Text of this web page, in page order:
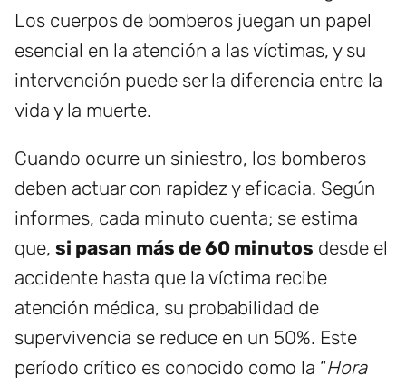
Los cuerpos de bomberos juegan un papel
esencial en la atención a las víctimas, y su
intervención puede ser la diferencia entre la
vida y la muerte.
Cuando ocurre un siniestro, los bomberos
deben actuar con rapidez y eficacia. Según
informes, cada minuto cuenta; se estima
que, si pasan más de 60 minutos desde el
accidente hasta que la víctima recibe
atención médica, su probabilidad de
supervivencia se reduce en un 50%. Este
período crítico es conocido como la “Hora